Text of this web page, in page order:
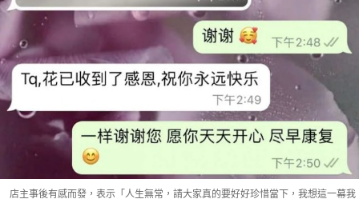
店主事後有感而發，表示「人生無常，請大家真的要好好珍惜當下，我想這一幕我